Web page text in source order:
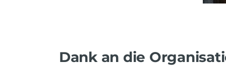
Dank an die